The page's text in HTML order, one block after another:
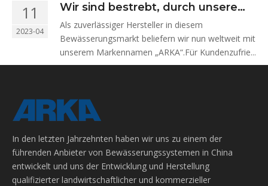
11
2023-04
Wir sind bestrebt, durch unsere
kontinuierlichen Bemühungen
eine bessere Umwelt für die Erde
zu schaffen.
Als zuverlässiger Hersteller in diesem
Bewässerungsmarkt beliefern wir nun weltweit mit
unserem Markennamen „ARKA“.Für Kundenzufrie...
In den letzten Jahrzehnten haben wir uns zu einem der
führenden Anbieter von Bewässerungssystemen in China
entwickelt und uns der Entwicklung und Herstellung
qualifizierter landwirtschaftlicher und kommerzieller